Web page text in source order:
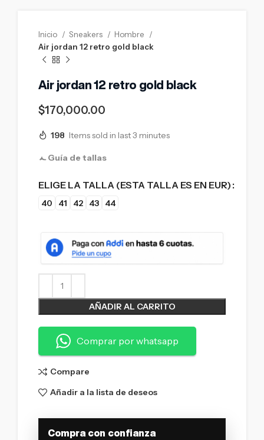
Inicio Sneakers
Hombre
Air jordan 12 retro gold black
Air jordan 12 retro gold black
$170,000.00
198 Items sold in last 3 minutes
Guía de tallas
ELIGE LA TALLA (ESTA TALLA ES EN EUR)
40 41 42 43 44
AÑADIR AL CARRITO
Comprar por whatsapp
Compare
Añadir a la lista de deseos
Compra con confianza